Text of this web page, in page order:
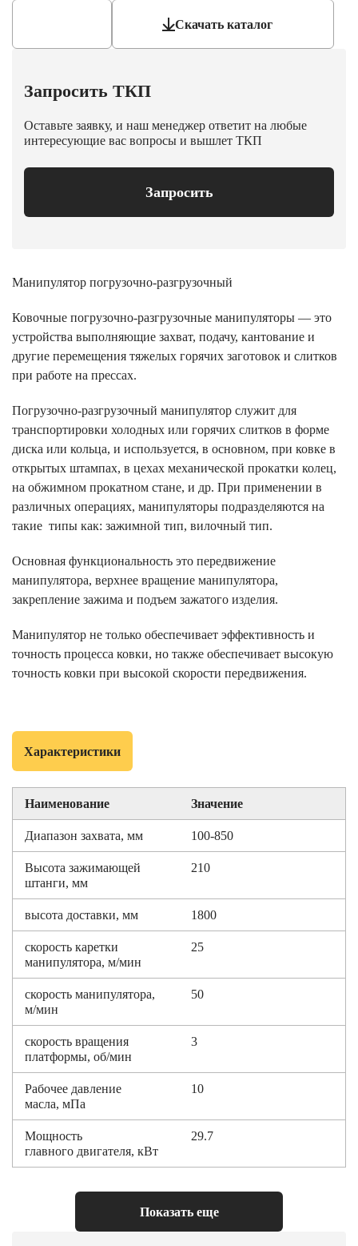
Скачать каталог
Запросить ТКП
Оставьте заявку, и наш менеджер ответит на любые
интересующие вас вопросы и вышлет ТКП
Запросить
Манипулятор погрузочно-разгрузочный
Ковочные погрузочно-разгрузочные манипуляторы — это
устройства выполняющие захват, подачу, кантование и
другие перемещения тяжелых горячих заготовок и слитков
при работе на прессах.
Погрузочно-разгрузочный манипулятор служит для
транспортировки холодных или горячих слитков в форме
диска или кольца, и используется, в основном, при ковке в
открытых штампах, в цехах механической прокатки колец,
на обжимном прокатном стане, и др. При применении в
различных операциях, манипуляторы подразделяются на
такие типы как: зажимной тип, вилочный тип.
Основная функциональность это передвижение
манипулятора, верхнее вращение манипулятора,
закрепление зажима и подъем зажатого изделия.
Манипулятор не только обеспечивает эффективность и
точность процесса ковки, но также обеспечивает высокую
точность ковки при высокой скорости передвижения.
Характеристики
Наименование Значение
Диапазон захвата, мм 100-850
Высота зажимающей
штанги, мм
210
высота доставки, мм 1800
скорость каретки
манипулятора, м/мин
25
скорость манипулятора,
м/мин
50
скорость вращения
платформы, об/мин
3
Рабочее давление
масла, мПа
10
Мощность
главного двигателя, кВт
29.7
(Д×Ш×В), мм
Показать еще